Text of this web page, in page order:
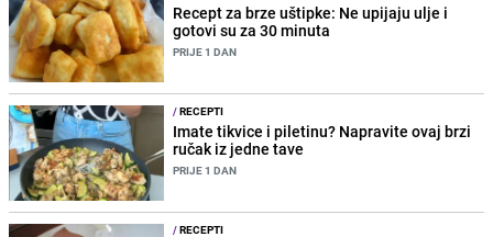
Recept za brze uštipke: Ne upijaju ulje i
gotovi su za 30 minuta
PRIJE 1 DAN
/RECEPTI
Imate tikvice i piletinu? Napravite ovaj brzi
ručak iz jedne tave
PRIJE 1 DAN
/RECEPTI